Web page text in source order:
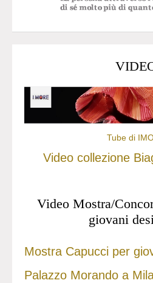
Tube di
Video collezione
Video Mostra/
giovani
Mostra Capucci per
Palazzo Morando a